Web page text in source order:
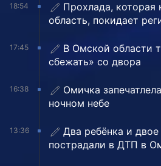
18:54
Прохлада,
область, покидает
17:45
В Омской области
сбежать» со двора
16:38
Омичка
ночном небе
13:36
Два ребёнка и
пострадали в ДТП в